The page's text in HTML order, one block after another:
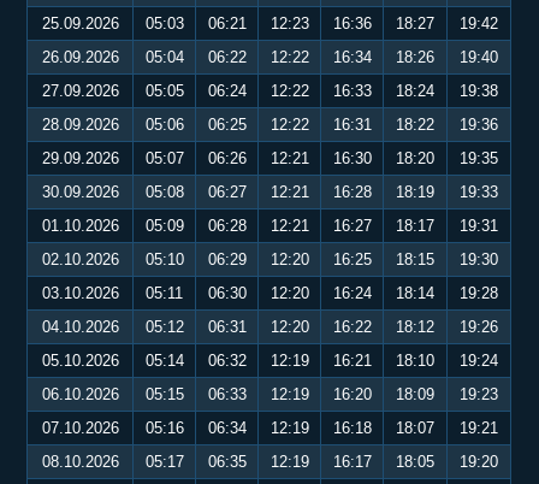
25.09.2026
05:03 06:21 12:23 16:36 18:27
19:42
26.09.2026
05:04 06:22 12:22 16:34 18:26
19:40
27.09.2026
05:05 06:24 12:22 16:33 18:24
19:38
28.09.2026
05:06 06:25 12:22 16:31 18:22
19:36
29.09.2026
05:07 06:26 12:21 16:30 18:20
19:35
30.09.2026
05:08 06:27 12:21 16:28 18:19
19:33
01.10.2026
05:09 06:28 12:21 16:27 18:17
19:31
02.10.2026
05:10 06:29 12:20 16:25 18:15
19:30
03.10.2026
05:11 06:30 12:20 16:24 18:14
19:28
04.10.2026
05:12 06:31 12:20 16:22 18:12
19:26
05.10.2026
05:14 06:32 12:19 16:21 18:10
19:24
06.10.2026
05:15 06:33 12:19 16:20 18:09
19:23
07.10.2026
05:16 06:34 12:19 16:18 18:07
19:21
08.10.2026
05:17 06:35 12:19 16:17 18:05
19:20